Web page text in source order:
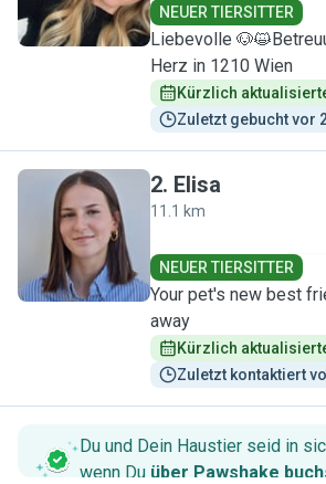
NEUER TIERSITTER
Liebevolle
Herz in 1210 Wien
Kürzlich
Zuletzt gebucht vor
E
2. Elisa
11.1 km
NEUER TIERSITTER
Your pet's new best
away
Kürzlich
Zuletzt kontaktiert
Du und Dein Haustier seid in
wenn Du über Pawshake